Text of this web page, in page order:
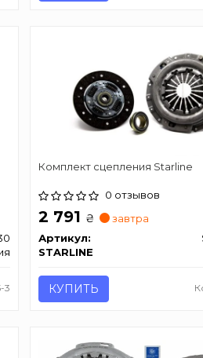
3
Комплект сцепления Starline
0 отзывов
2 791 ₴
завтра
Артикул:
STARLINE
КУПИТЬ